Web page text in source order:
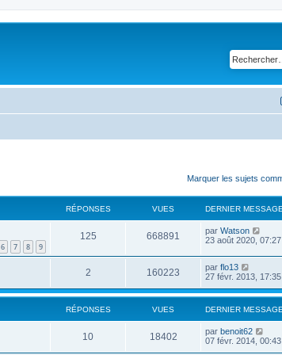
Marquer les sujets
RÉPONSES VUES DERNIER MESSAGE
6 7 8 9
125 668891 par Watson
23 août 2020, 07:27
2 160223 par flo13
27 févr. 2013, 17:35
RÉPONSES VUES DERNIER MESSAGE
10 18402 par benoit62
07 févr. 2014, 00:43